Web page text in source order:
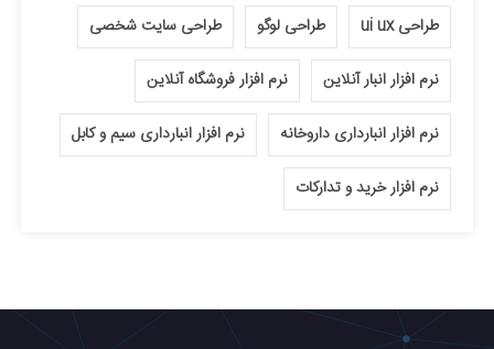
طراحی ui ux طراحی لوگو طراحی سایت شخصی
نرم افزار انبار آنلاین نرم افزار فروشگاه آنلاین
نرم افزار انبارداری داروخانه نرم افزار انبارداری سیم و کابل
نرم افزار خرید و تدارکات